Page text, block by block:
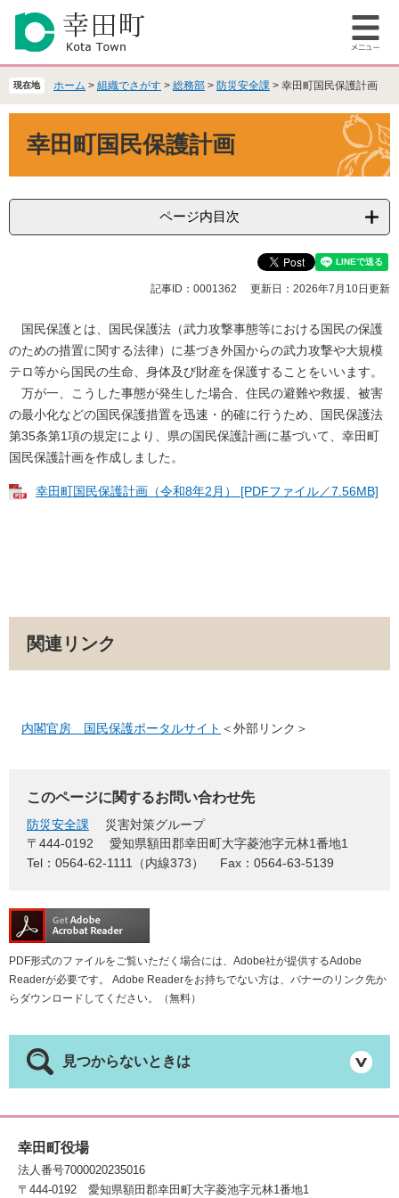
の
頭
ー
飛
本
文
メ
ー
現在地 ホーム > 組織でさがす > 総務部 > 防災安全課 > 幸田町国民保護計画
幸田町国民保護計画
ページ内目次
記事ID：0001362 更新日：2026年7月10日更新
国民保護とは、国民保護法（武力攻撃事態等における国民の保護
のための措置に関する法律）に基づき外国からの武力攻撃や大規模
テロ等から国民の生命、身体及び財産を保護することをいいます。
万が一、こうした事態が発生した場合、住民の避難や救援、被害
の最小化などの国民保護措置を迅速・的確に行うため、国民保護法
第35条第1項の規定により、県の国民保護計画に基づいて、幸田町
国民保護計画を作成しました。
幸田町国民保護計画（令和8年2月） [PDFファイル／7.56MB]
関連リンク
内閣官房 国民保護ポータルサイト ＜外部リンク＞
このページに関するお問い合わせ先
防災安全課
災害対策グループ
〒444-0192
愛知県額田郡幸田町大字菱池字元林1番地1
Tel：0564-62-1111（内線373）
Fax：0564-63-5139
PDF形式のファイルをご覧いただく場合には、Adobe社が提供するAdobe
Readerが必要です。
Adobe Readerをお持ちでない方は、バナーのリンク先か
らダウンロードしてください。（無料）
見つからないときは
幸田町役場
法人番号7000020235016
〒444-0192
愛知県額田郡幸田町大字菱池字元林1番地1